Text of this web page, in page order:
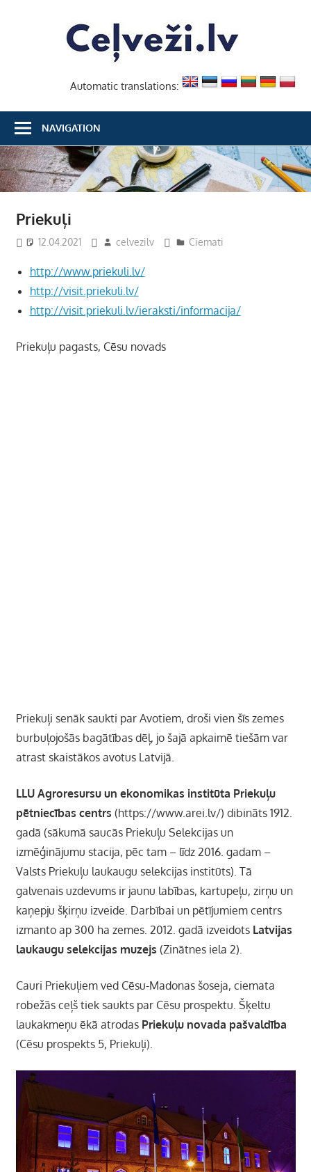
Automatic translations:
NAVIGATION
Priekuļi
12.04.2021 celvezilv Ciemati
http://www.priekuli.lv/
http://visit.priekuli.lv/
http://visit.priekuli.lv/ieraksti/informacija/
Priekuļu pagasts, Cēsu novads
Priekuļi senāk saukti par Avotiem, droši vien šīs zemes
burbuļojošās bagātības dēļ, jo šajā apkaimē tiešām var
atrast skaistākos avotus Latvijā.
LLU Agroresursu un ekonomikas institūta Priekuļu
pētniecības centrs (https://www.arei.lv/) dibināts 1912.
gadā (sākumā saucās Priekuļu Selekcijas un
izmēģinājumu stacija, pēc tam – līdz 2016. gadam –
Valsts Priekuļu laukaugu selekcijas institūts). Tā
galvenais uzdevums ir jaunu labības, kartupeļu, zirņu un
kaņepju šķirņu izveide. Darbībai un pētījumiem centrs
izmanto ap 300 ha zemes. 2012. gadā izveidots Latvijas
laukaugu selekcijas muzejs (Zinātnes iela 2).
Cauri Priekuļiem ved Cēsu-Madonas šoseja, ciemata
robežās ceļš tiek saukts par Cēsu prospektu. Šķeltu
laukakmeņu ēkā atrodas Priekuļu novada pašvaldība
(Cēsu prospekts 5, Priekuļi).